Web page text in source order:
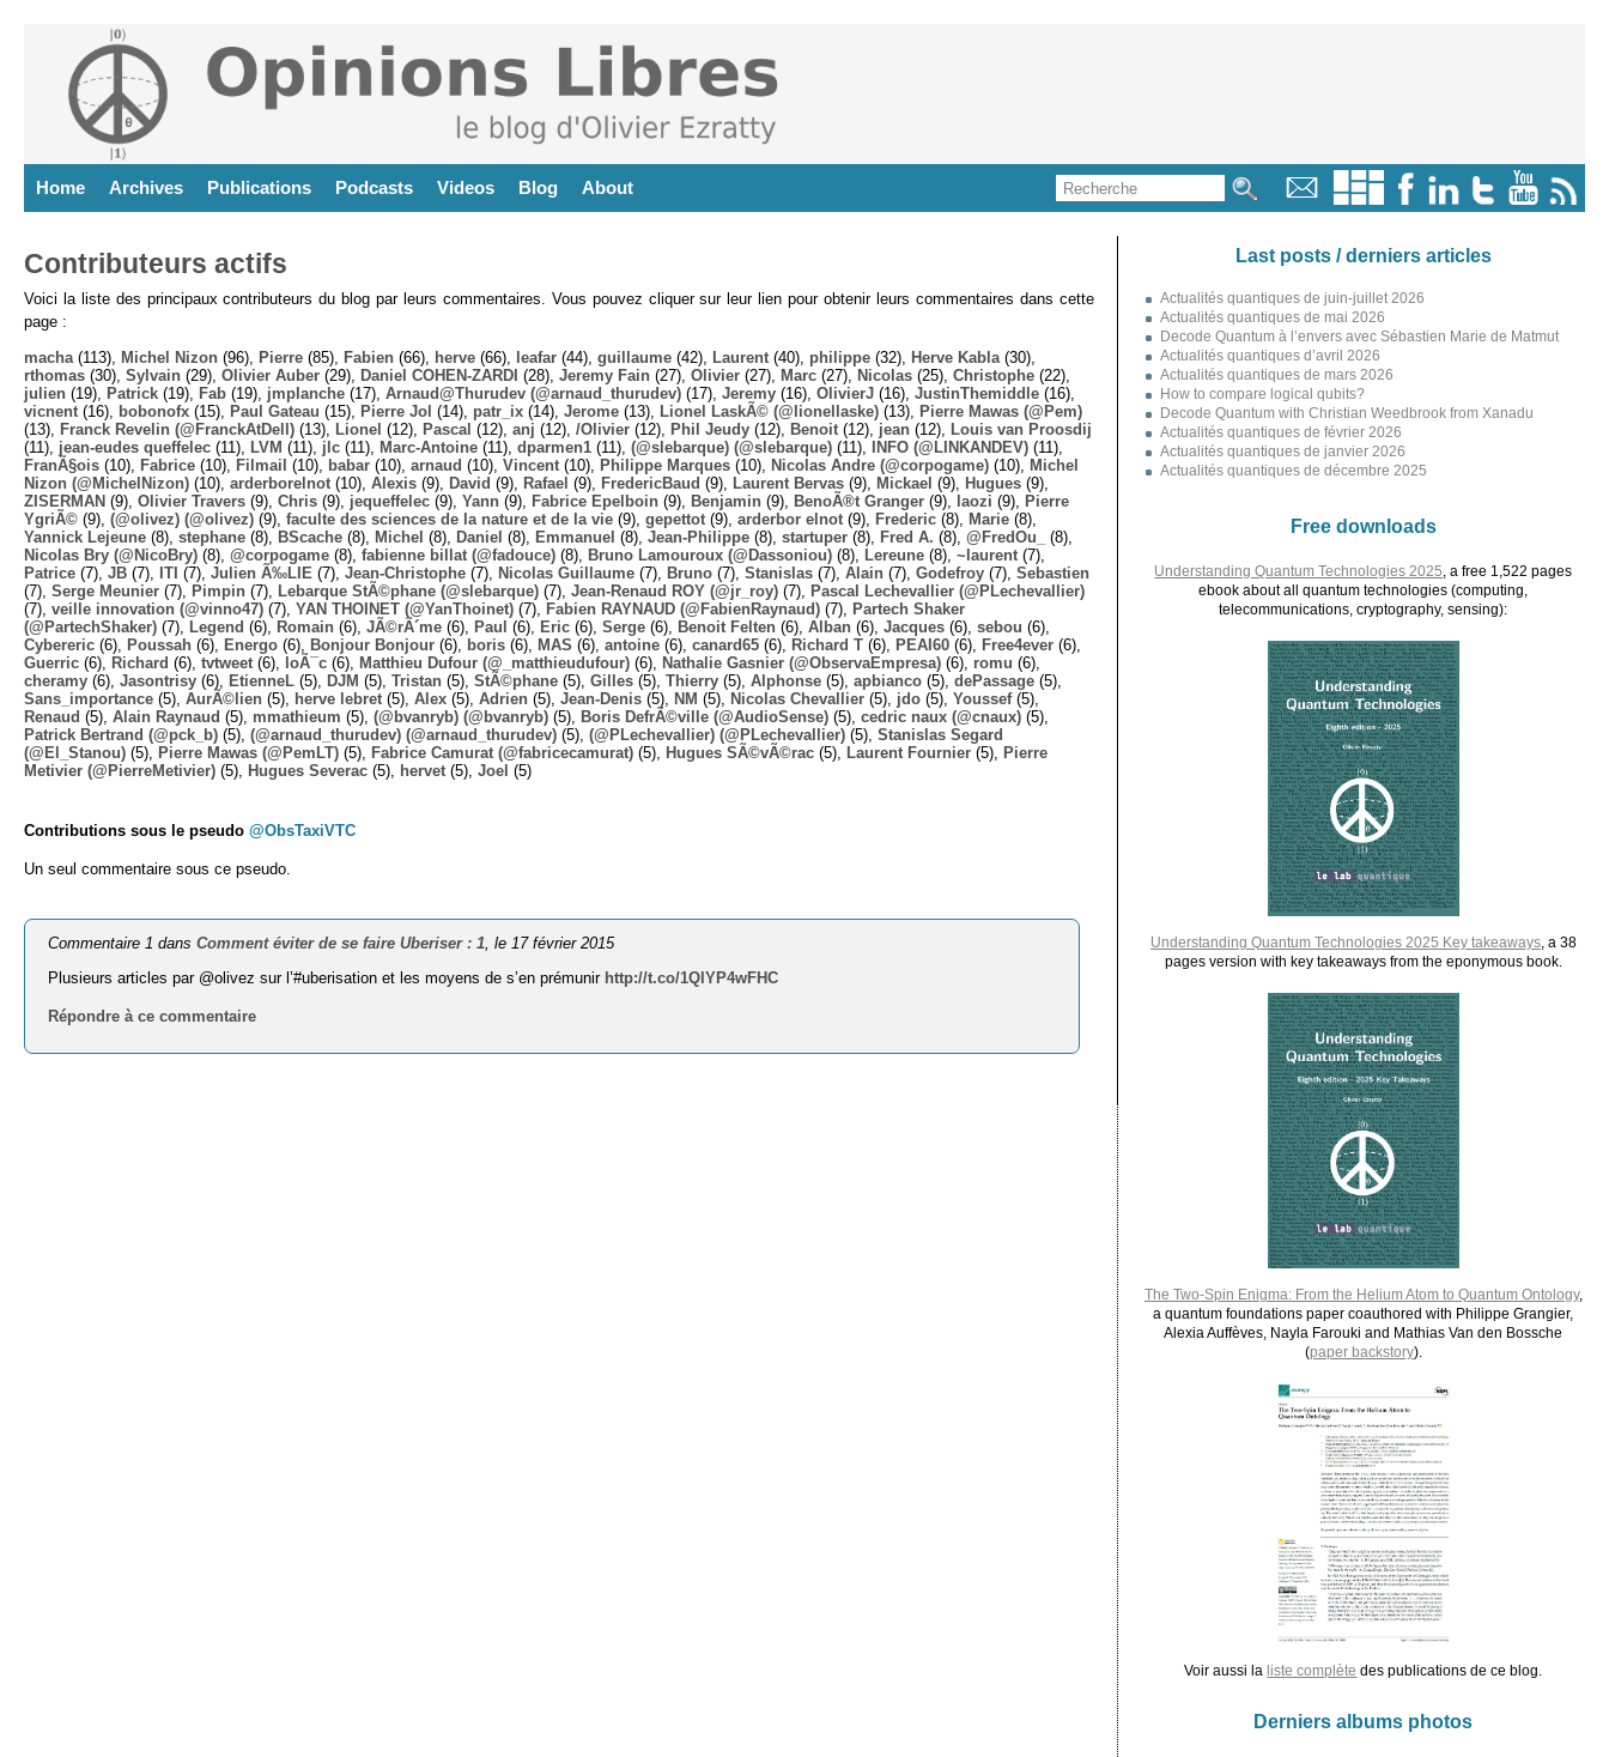
Home Archives Publications Podcasts Videos Blog About
Contributeurs actifs
Voici la liste des principaux contributeurs du blog par leurs commentaires. Vous pouvez cliquer sur leur lien pour obtenir leurs commentaires dans cette
page :
macha (113), Michel Nizon (96), Pierre (85), Fabien (66), herve (66), leafar (44), guillaume (42), Laurent (40), philippe (32), Herve Kabla (30),
rthomas (30), Sylvain (29), Olivier Auber (29), Daniel COHEN-ZARDI (28), Jeremy Fain (27), Olivier (27), Marc (27), Nicolas (25), Christophe (22),
julien (19), Patrick (19), Fab (19), jmplanche (17), Arnaud@Thurudev (@arnaud_thurudev) (17), Jeremy (16), OlivierJ (16), JustinThemiddle (16),
vicnent (16), bobonofx (15), Paul Gateau (15), Pierre Jol (14), patr_ix (14), Jerome (13), Lionel LaskÃ© (@lionellaske) (13),
Pierre Mawas (@Pem)
(13),
Franck Revelin (@FranckAtDell) (13), Lionel (12), Pascal (12), anj (12), /Olivier (12), Phil Jeudy (12), Benoit (12), jean (12),
Louis van Proosdij
(11), jean-eudes queffelec (11), LVM (11), jlc (11), Marc-Antoine (11), dparmen1 (11), (@slebarque) (@slebarque) (11), INFO (@LINKANDEV) (11),
FranÃ§ois (10), Fabrice (10), Filmail (10), babar (10), arnaud (10), Vincent (10), Philippe Marques (10), Nicolas Andre (@corpogame) (10),
Michel
Nizon (@MichelNizon) (10), arderborelnot (10), Alexis (9), David (9), Rafael (9), FredericBaud (9), Laurent Bervas (9), Mickael (9), Hugues (9),
ZISERMAN (9), Olivier Travers (9), Chris (9), jequeffelec (9), Yann (9), Fabrice Epelboin (9), Benjamin (9), BenoÃ®t Granger (9), laozi (9),
Pierre
YgriÃ© (9), (@olivez) (@olivez) (9), faculte des sciences de la nature et de la vie (9), gepettot (9), arderbor elnot (9), Frederic (8), Marie (8),
Yannick Lejeune (8), stephane (8), BScache (8), Michel (8), Daniel (8), Emmanuel (8), Jean-Philippe (8), startuper (8), Fred A. (8), @FredOu_
(8),
Nicolas Bry (@NicoBry) (8), @corpogame (8), fabienne billat (@fadouce) (8), Bruno Lamouroux (@Dassoniou) (8), Lereune (8), ~laurent (7),
Patrice (7), JB (7), ITI (7), Julien Ã‰LIE (7), Jean-Christophe (7), Nicolas Guillaume (7), Bruno (7), Stanislas (7), Alain (7), Godefroy (7), Sebastien
(7), Serge Meunier (7), Pimpin (7), Lebarque StÃ©phane (@slebarque) (7), Jean-Renaud ROY (@jr_roy) (7),
Pascal Lechevallier (@PLechevallier)
(7), veille innovation (@vinno47) (7), YAN THOINET (@YanThoinet) (7), Fabien RAYNAUD (@FabienRaynaud) (7),
Partech Shaker
(@PartechShaker) (7), Legend (6), Romain (6), JÃ©rÃ´me (6), Paul (6), Eric (6), Serge (6), Benoit Felten (6), Alban (6), Jacques (6), sebou (6),
Cybereric (6), Poussah (6), Energo (6), Bonjour Bonjour (6), boris (6), MAS (6), antoine (6), canard65 (6), Richard T (6), PEAI60 (6), Free4ever (6),
Guerric (6), Richard (6), tvtweet (6), loÃ¯c (6), Matthieu Dufour (@_matthieudufour) (6), Nathalie Gasnier (@ObservaEmpresa) (6), romu (6),
cheramy (6), Jasontrisy (6), EtienneL (5), DJM (5), Tristan (5), StÃ©phane (5), Gilles (5), Thierry (5), Alphonse (5), apbianco (5), dePassage (5),
Sans_importance (5), AurÃ©lien (5), herve lebret (5), Alex (5), Adrien (5), Jean-Denis (5), NM (5), Nicolas Chevallier (5), jdo (5), Youssef(5),
Renaud (5), Alain Raynaud (5), mmathieum (5), (@bvanryb) (@bvanryb) (5), Boris DefrÃ©ville (@AudioSense) (5), cedric naux (@cnaux) (5),
Patrick Bertrand (@pck_b) (5), (@arnaud_thurudev) (@arnaud_thurudev) (5), (@PLechevallier) (@PLechevallier) (5), Stanislas Segard
(@El_Stanou) (5), Pierre Mawas (@PemLT) (5), Fabrice Camurat (@fabricecamurat) (5), Hugues SÃ©vÃ©rac (5), Laurent Fournier (5),
Pierre
Metivier (@PierreMetivier) (5), Hugues Severac (5), hervet (5), Joel (5)
Contributions sous le pseudo @ObsTaxiVTC
Un seul commentaire sous ce pseudo.
Commentaire 1 dansComment éviter de se faire Uberiser : 1 , le 17 février 2015
Plusieurs articles par @olivez sur l’#uberisation et les moyens de s’en prémunir http://t.co/1QlYP4wFHC
Répondre à ce commentaire
Last posts / derniers articles
Actualités quantiques de juin-juillet 2026
Actualités quantiques de mai 2026
Decode Quantum à l’envers avec Sébastien Marie de Matmut
Actualités quantiques d’avril 2026
Actualités quantiques de mars 2026
How to compare logical qubits?
Decode Quantum with Christian Weedbrook from Xanadu
Actualités quantiques de février 2026
Actualités quantiques de janvier 2026
Actualités quantiques de décembre 2025
Free downloads
Understanding Quantum Technologies 2025 , a free 1,522 pages
ebook about all quantum technologies (computing,
telecommunications, cryptography, sensing):
Understanding Quantum Technologies 2025 Key takeaways, a 38
pages version with key takeaways from the eponymous book.
The Two-Spin Enigma: From the Helium Atom to Quantum Ontology,
a quantum foundations paper coauthored with Philippe Grangier,
Alexia Auffèves, Nayla Farouki and Mathias Van den Bossche
(paper backstory).
Voir aussi la liste complète des publications de ce blog.
Derniers albums photos